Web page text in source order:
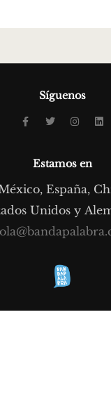
Síguenos
Estamos en
España,
Unidos y